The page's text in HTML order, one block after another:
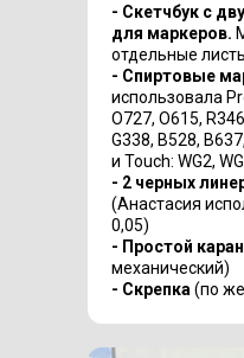
- Скетчбук с
для маркеров.
отдельные
- Спиртовые
использовала
O727, O615,
G338, B528,
и Touch: WG2,
- 2 черных
(Анастасия
0,05)
- Простой
механический)
- Скрепка (по